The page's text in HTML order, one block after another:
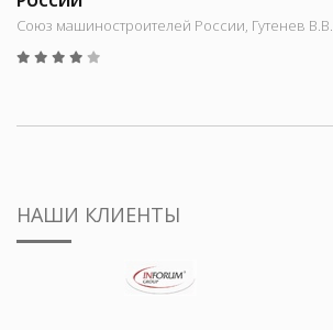
Союз машиностроителей России, Гутенев В.В.
НАШИ КЛИЕНТЫ